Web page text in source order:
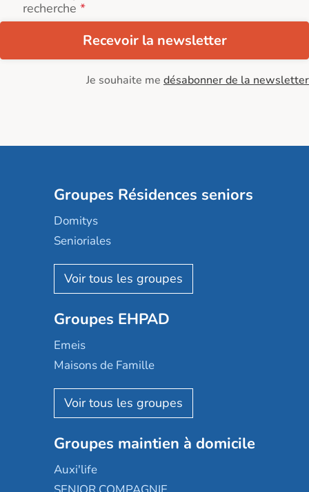
recherche
Recevoir la newsletter
Je souhaite me désabonner de la newsletter
Groupes Résidences seniors
Domitys
Senioriales
Nohée
Les Résidentiels
Mobicap
Domusvi
Happy Senior
Aquarelia
Nexity edenea
Les jardins d'Arcadie
Occitalia
Appartseniors
Groupes EHPAD
Emeis
Maisons de Famille
Korian
Emera
Groupe SOS
Le Noble Âge
Almage
Groupes maintien à domicile
Auxi'life